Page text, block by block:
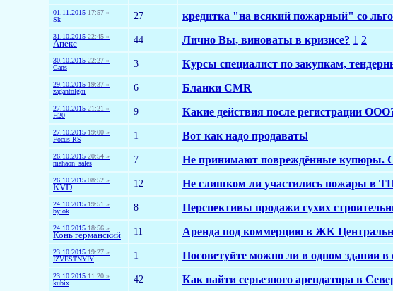
01.11.2015 17:57 »
Sk_
27 кредитка "на всякий пожарный" со
31.10.2015 22:45 »
Апекс 44 Лично Вы, виноваты в кризисе? 1 2
30.10.2015 22:27 »
Gans
3 Курсы специалист по закупкам,
29.10.2015 19:37 »
zagantolgoi
6 Бланки CMR
27.10.2015 21:21 »
H20
9 Какие действия после регистрации
27.10.2015 19:00 »
Focus RS
1 Вот как надо продавать!
26.10.2015 20:54 »
mahaon_sales
7 Не принимают повреждённые купюры.
26.10.2015 08:52 »
KVD 12 Не слишком ли участились пожары в
24.10.2015 19:51 »
byiok
8 Перспективы продажи сухих
24.10.2015 18:56 »
Конь германский 11 Аренда под коммерцию в ЖК
23.10.2015 19:27 »
IZVESTNYIY
1 Посоветуйте можно ли в одном здании
23.10.2015 11:20 »
kubix
42 Как найти серьезного арендатора в